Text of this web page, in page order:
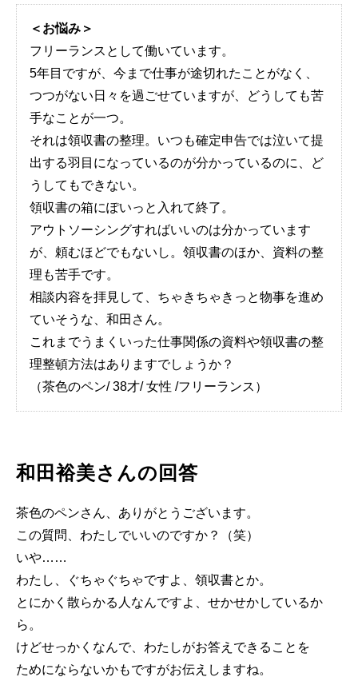
＜お悩み＞
フリーランスとして働いています。
5年目ですが、今まで仕事が途切れたことがなく、
つつがない日々を過ごせていますが、どうしても苦
手なことが一つ。
それは領収書の整理。いつも確定申告では泣いて提
出する羽目になっているのが分かっているのに、ど
うしてもできない。
領収書の箱にぽいっと入れて終了。
アウトソーシングすればいいのは分かっています
が、頼むほどでもないし。領収書のほか、資料の整
理も苦手です。
相談内容を拝見して、ちゃきちゃきっと物事を進め
ていそうな、和田さん。
これまでうまくいった仕事関係の資料や領収書の整
理整頓方法はありますでしょうか？
（茶色のペン/ 38才/ 女性 /フリーランス）
和田裕美さんの回答
茶色のペンさん、ありがとうございます。
この質問、わたしでいいのですか？（笑）
いや……
わたし、ぐちゃぐちゃですよ、領収書とか。
とにかく散らかる人なんですよ、せかせかしているか
ら。
けどせっかくなんで、わたしがお答えできることを
ためにならないかもですがお伝えしますね。